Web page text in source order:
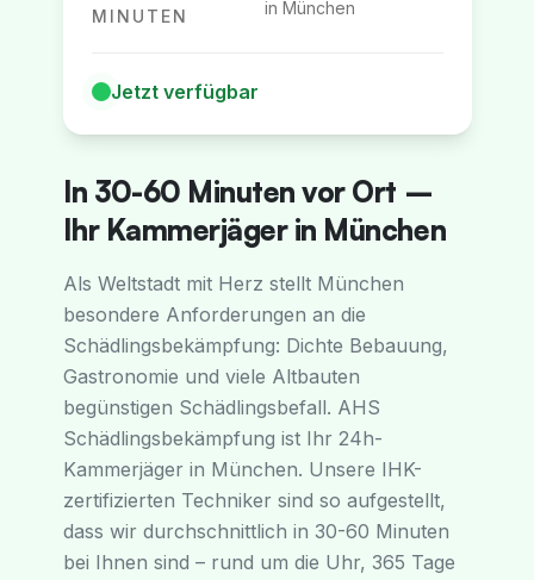
MINUTEN
in München
Jetzt verfügbar
In 30-60 Minuten vor Ort –
Ihr Kammerjäger in München
Als Weltstadt mit Herz stellt München
besondere Anforderungen an die
Schädlingsbekämpfung: Dichte Bebauung,
Gastronomie und viele Altbauten
begünstigen Schädlingsbefall. AHS
Schädlingsbekämpfung ist Ihr 24h-
Kammerjäger in München. Unsere IHK-
zertifizierten Techniker sind so aufgestellt,
dass wir durchschnittlich in 30-60 Minuten
bei Ihnen sind – rund um die Uhr, 365 Tage